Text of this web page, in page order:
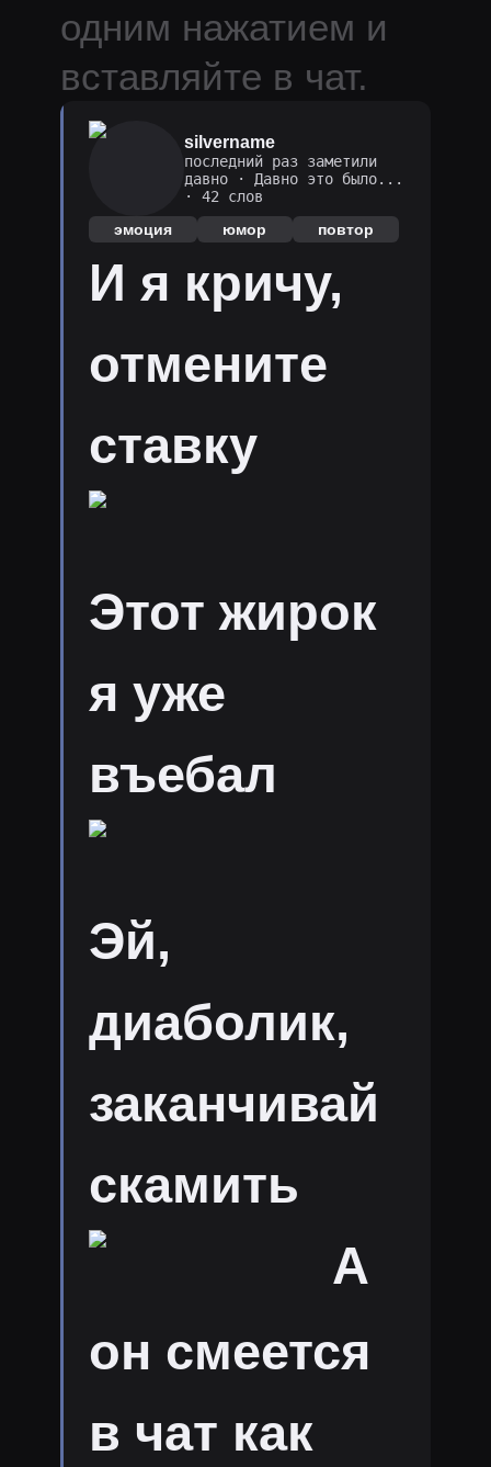
одним нажатием и
вставляйте в чат.
silvername
последний раз заметили
давно·
Давно это было...
· 42 слов
эмоция
юмор повтор
И я кричу,
отмените
ставку
Этот жирок
я уже
въебал
Эй,
диаболик,
заканчивай
скамить
А
он смеется
в чат как